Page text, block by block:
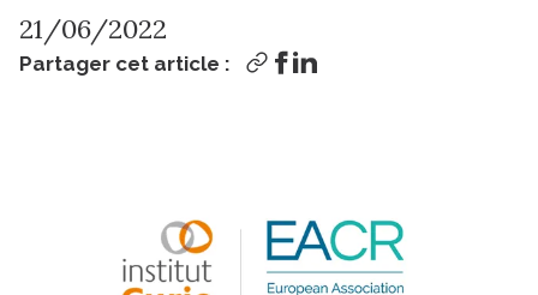
21/06/2022
Partager cet article :